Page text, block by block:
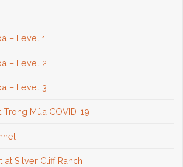
– Level 1
– Level 2
– Level 3
Mùa COVID-19
at Silver Cliff Ranch